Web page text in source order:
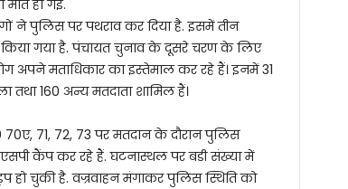
हो गई.
ने पुलिस पर पथराव कर दिया है. इसमें तीन
गया है. पंचायत चुनाव के दूसरे चरण के लिए
मताधिकार का इस्तेमाल कर रहे हैं। इनमें 31
तथा 160 अन्य मतदाता शामिल हैं।
71, 72, 73 पर मतदान के दौरान पुलिस
कैंप कर रहे हैं. घटनास्थल पर बडी संख्या में
चुकी है. वज्रवाहन मंगाकर पुलिस स्थिति को